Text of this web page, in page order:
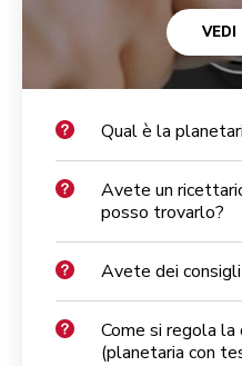
Qual è la
Avete un
posso trovarlo?
Avete dei
Come si regola
(planetaria con